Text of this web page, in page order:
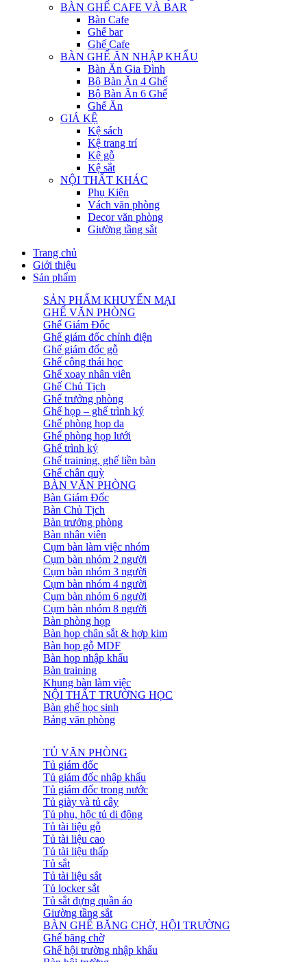
BÀN GHẾ CAFE VÀ BAR
Bàn Cafe
Ghế bar
Ghế Cafe
BÀN GHẾ ĂN NHẬP KHẨU
Bàn Ăn Gia Đình
Bộ Bàn Ăn 4 Ghế
Bộ Bàn Ăn 6 Ghế
Ghế Ăn
GIÁ KỆ
Kệ sách
Kệ trang trí
Kệ gỗ
Kệ sắt
NỘI THẤT KHÁC
Phụ Kiện
Vách văn phòng
Decor văn phòng
Giường tầng sắt
Trang chủ
Giới thiệu
Sản phẩm
SẢN PHẨM KHUYẾN MẠI
GHẾ VĂN PHÒNG
Ghế Giám Đốc
Ghế giám đốc chỉnh điện
Ghế giám đốc gỗ
Ghế công thái học
Ghế xoay nhân viên
Ghế Chủ Tịch
Ghế trưởng phòng
Ghế họp – ghế trình ký
Ghế phòng họp da
Ghế phòng họp lưới
Ghế trình ký
Ghế training, ghế liền bàn
Ghế chân quỳ
BÀN VĂN PHÒNG
Bàn Giám Đốc
Bàn Chủ Tịch
Bàn trưởng phòng
Bàn nhân viên
Cụm bàn làm việc nhóm
Cụm bàn nhóm 2 người
Cụm bàn nhóm 3 người
Cụm bàn nhóm 4 người
Cụm bàn nhóm 6 người
Cụm bàn nhóm 8 người
Bàn phòng họp
Bàn họp chân sắt & hợp kim
Bàn họp gỗ MDF
Bàn họp nhập khẩu
Bàn training
Khung bàn làm việc
NỘI THẤT TRƯỜNG HỌC
Bàn ghế học sinh
Bảng văn phòng
TỦ VĂN PHÒNG
Tủ giám đốc
Tủ giám đốc nhập khẩu
Tủ giám đốc trong nước
Tủ giày và tủ cây
Tủ phụ, hộc tủ di động
Tủ tài liệu gỗ
Tủ tài liệu cao
Tủ tài liệu thấp
Tủ sắt
Tủ tài liệu sắt
Tủ locker sắt
Tủ sắt đựng quần áo
Giường tầng sắt
BÀN GHẾ BĂNG CHỜ, HỘI TRƯỜNG
Ghế băng chờ
Ghế hội trường nhập khẩu